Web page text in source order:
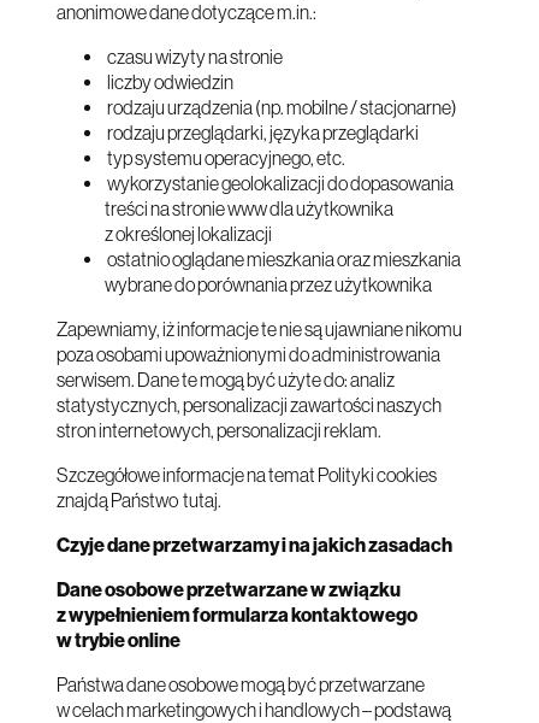
anonimowe dane dotyczące m.in.:
czasu wizyty na stronie
liczby odwiedzin
rodzaju urządzenia (np. mobilne / stacjonarne)
rodzaju przeglądarki, języka przeglądarki
typ systemu operacyjnego, etc.
wykorzystanie geolokalizacji do dopasowania
treści na stronie www dla użytkownika
z określonej lokalizacji
ostatnio oglądane mieszkania oraz mieszkania
wybrane do porównania przez użytkownika
Zapewniamy, iż informacje te nie są ujawniane nikomu
poza osobami upoważnionymi do administrowania
serwisem. Dane te mogą być użyte do: analiz
statystycznych, personalizacji zawartości naszych
stron internetowych, personalizacji reklam.
Szczegółowe informacje na temat Polityki cookies
znajdą Państwo tutaj.
Czyje dane przetwarzamy i na jakich zasadach
Dane osobowe przetwarzane w związku
z wypełnieniem formularza kontaktowego
w trybie online
Państwa dane osobowe mogą być przetwarzane
w celach marketingowych i handlowych – podstawą